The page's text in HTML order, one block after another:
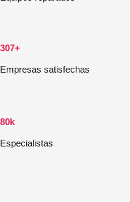
307+
Empresas satisfechas
80k
Especialistas